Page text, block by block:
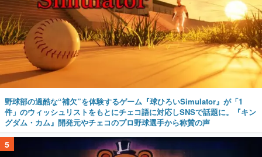
野球部の過酷な“補欠”を体験するゲーム『球ひろいSimulator』が「1
件」のウィッシュリストをもとにチェコ語に対応しSNSで話題に。『キン
グダム・カム』開発元やチェコのプロ野球選手から称賛の声
5